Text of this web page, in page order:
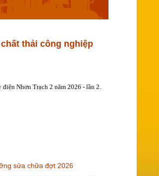
thải công nghiệp
Nhơn Trạch 2 năm 2026 - lần 2.
sửa chữa đợt 2026